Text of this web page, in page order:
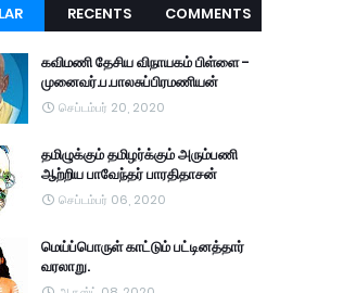
RECENTS COMMENTS
கவிமணி தேசிய விநாயகம் பிள்ளை -
முனைவர்.ப.பாலசுப்பிரமணியன்
செப்டம்பர் 20, 2020
தமிழுக்கும் தமிழர்க்கும் அரும்பணி
ஆற்றிய பாவேந்தர் பாரதிதாசன்
செப்டம்பர் 06, 2020
மெய்ப்பொருள் காட்டும் பட்டினத்தார்
வரலாறு.